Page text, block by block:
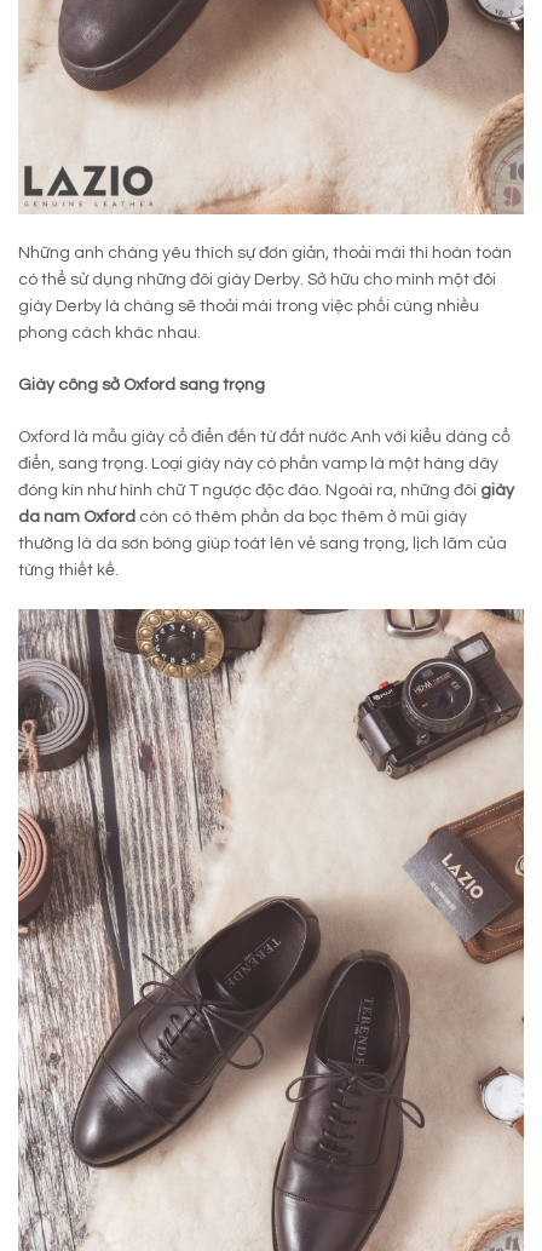
Những anh chàng yêu thích sự đơn giản, thoải mái thì hoàn toàn
có thể sử dụng những đôi giày Derby. Sở hữu cho mình một đôi
giày Derby là chàng sẽ thoải mái trong việc phối cùng nhiều
phong cách khác nhau.
Giày công sở Oxford sang trọng
Oxford là mẫu giày cổ điển đến từ đất nước Anh với kiểu dáng cổ
điển, sang trọng. Loại giày này có phần vamp là một hàng dây
đóng kín như hình chữ T ngược độc đáo. Ngoài ra, những đôi giày
da nam Oxford còn có thêm phần da bọc thêm ở mũi giày
thường là da sơn bóng giúp toát lên vẻ sang trọng, lịch lãm của
từng thiết kế.